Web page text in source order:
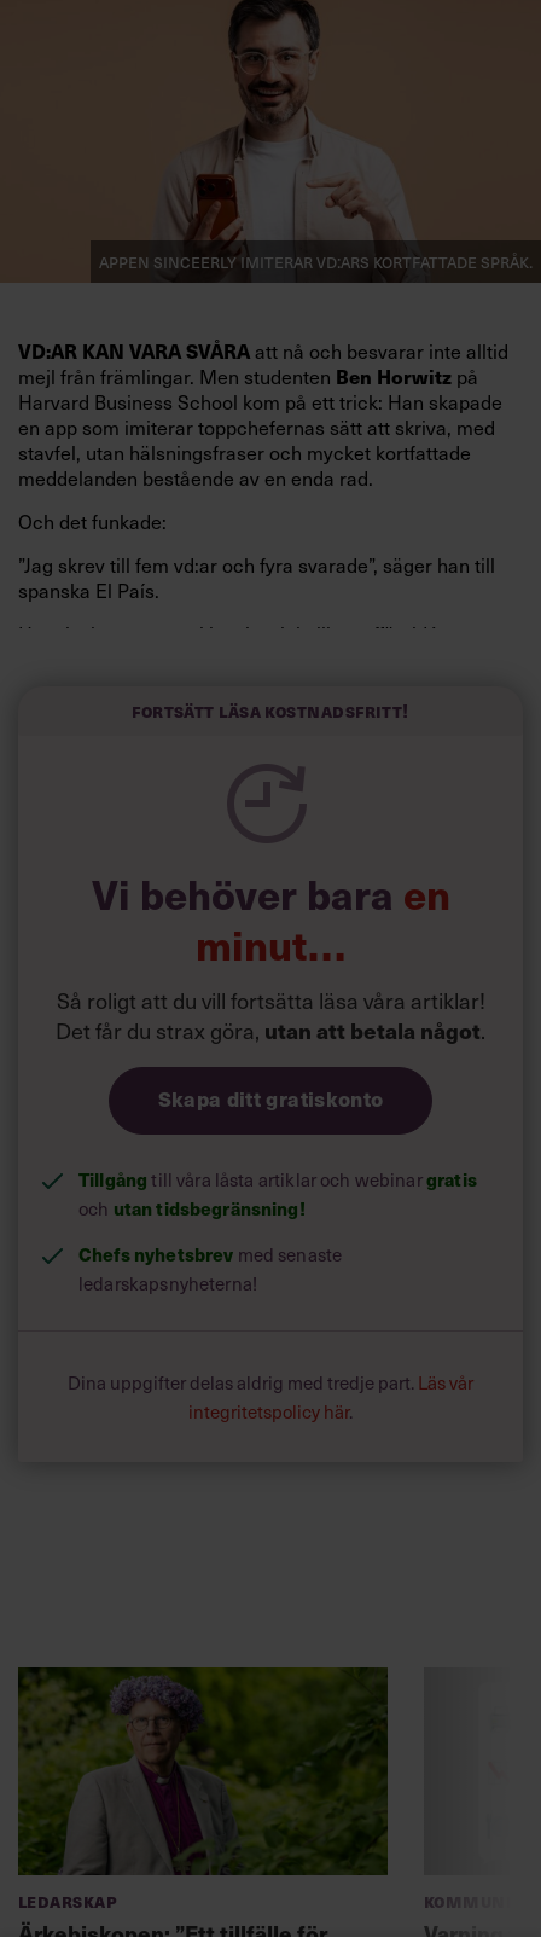
Appen Sinceerly imiterar vd:ars kortfattade språk.
VD:AR KAN VARA SVÅRAatt nå och besvarar inte alltid
mejl från främlingar. Men studenten Ben Horwitz på
Harvard Business School kom på ett trick: Han skapade
en app som imiterar toppchefernas sätt att skriva, med
stavfel, utan hälsningsfraser och mycket kortfattade
meddelanden bestående av en enda rad.
Och det funkade:
”Jag skrev till fem vd:ar och fyra svarade”, säger han till
spanska El País.
Horwitz har nu utvecklat sitt trick till en affärsidé: appen
kortfattat slarviga vd-stilen.
Fortsätt läsa kostnadsfritt!
Vi behöver bara en
minut…
Så roligt att du vill fortsätta läsa våra artiklar!
Det får du strax göra, utan att betala något.
Skapa ditt gratiskonto
Tillgångtill våra låsta artiklar och webinargratis
och utan tidsbegränsning!
Chefs nyhetsbrev med senaste
ledarskapsnyheterna!
Dina uppgifter delas aldrig med tredje part. Läs vår
integritetspolicy här.
Ledarskap
Ärkebiskopen: ”Ett tillfälle för
ledare att visa sin kärna”